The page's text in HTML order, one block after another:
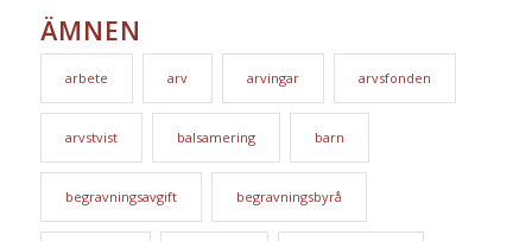
ÄMNEN
arbete arv arvingar arvsfonden
arvstvist balsamering barn
begravningsavgift begravningsbyrå